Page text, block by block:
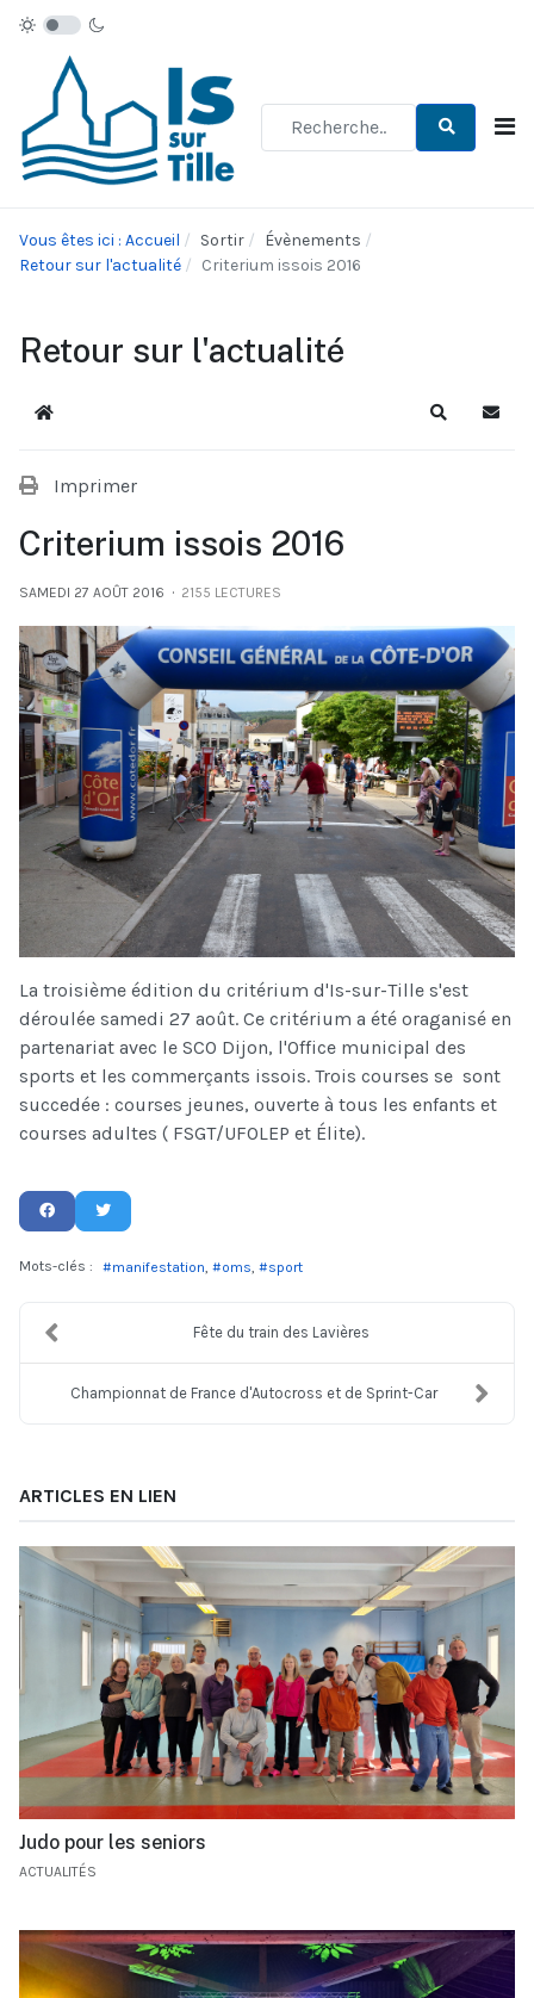
Vous êtes ici : Accueil Sortir
Évènements
Retour sur l'actualité
Criterium issois 2016
Retour sur l'actualité
Accueil Recherche
Imprimer
Criterium issois 2016
SAMEDI 27 AOÛT 2016 2155 LECTURES
La troisième édition du critérium d'Is-sur-Tille s'est
déroulée samedi 27 août. Ce critérium a été oraganisé en
partenariat avec le SCO Dijon, l'Office municipal des
sports et les commerçants issois. Trois courses se sont
succedée : courses jeunes, ouverte à tous les enfants et
courses adultes ( FSGT/UFOLEP et Élite).
Mots-clés : manifestation oms sport
Fête du train des Lavières
Championnat de France d'Autocross et de Sprint-Car
ARTICLES EN LIEN
Judo pour les seniors
ACTUALITÉS